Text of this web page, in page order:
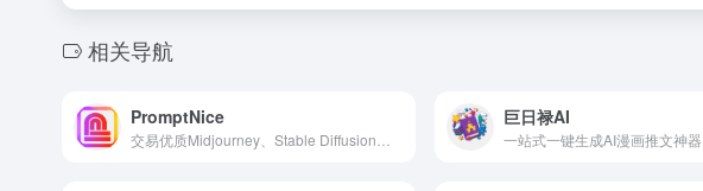
相关导航
PromptNice 巨日禄AI